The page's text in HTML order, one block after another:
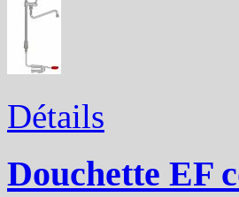
Détails
Douchette EF